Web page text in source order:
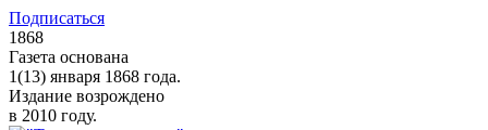
Подписаться
1868
Газета основана
1(13) января 1868 года.
Издание возрождено
в 2010 году.